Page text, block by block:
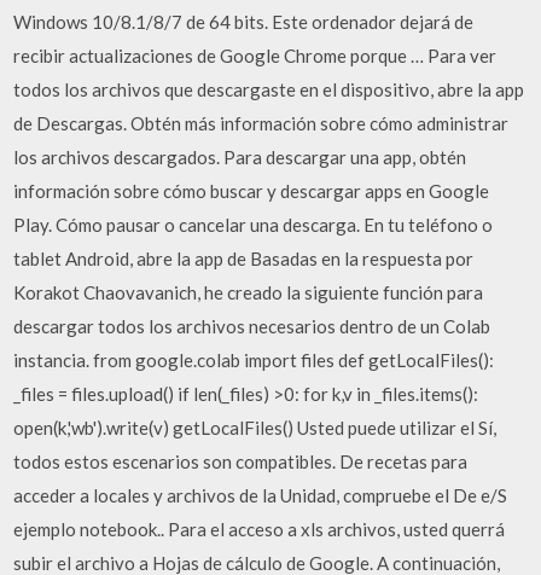
Windows 10/8.1/8/7 de 64 bits. Este ordenador dejará de
recibir actualizaciones de Google Chrome porque … Para ver
todos los archivos que descargaste en el dispositivo, abre la app
de Descargas. Obtén más información sobre cómo administrar
los archivos descargados. Para descargar una app, obtén
información sobre cómo buscar y descargar apps en Google
Play. Cómo pausar o cancelar una descarga. En tu teléfono o
tablet Android, abre la app de Basadas en la respuesta por
Korakot Chaovavanich, he creado la siguiente función para
descargar todos los archivos necesarios dentro de un Colab
instancia. from google.colab import files def getLocalFiles():
_files = files.upload() if len(_files) >0: for k,v in _files.items():
open(k,'wb').write(v) getLocalFiles() Usted puede utilizar el Sí,
todos estos escenarios son compatibles. De recetas para
acceder a locales y archivos de la Unidad, compruebe el De e/S
ejemplo notebook.. Para el acceso a xls archivos, usted querrá
subir el archivo a Hojas de cálculo de Google. A continuación,